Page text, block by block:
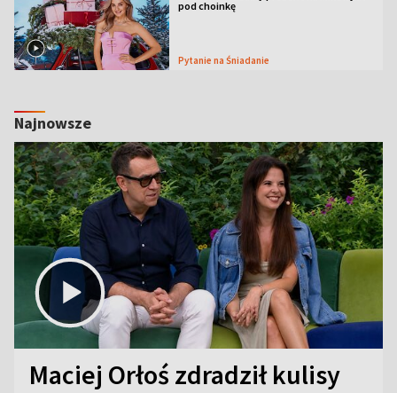
pod choinkę
Pytanie na Śniadanie
Najnowsze
Maciej Orłoś zdradził kulisy